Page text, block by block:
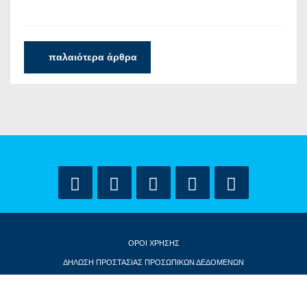
παλαιότερα άρθρα
ΟΡΟΙ ΧΡΗΣΗΣ
ΔΗΛΩΣΗ ΠΡΟΣΤΑΣΙΑΣ ΠΡΟΣΩΠΙΚΩΝ ΔΕΔΟΜΕΝΩΝ